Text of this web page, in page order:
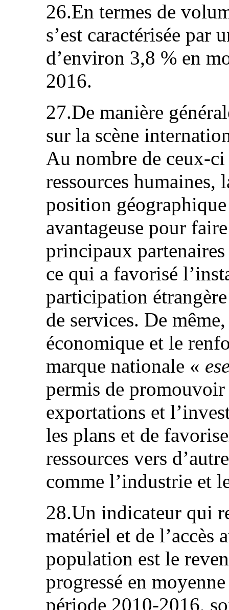
26.En termes de
s’est caractérisée par
d’environ 3,8 % en
2016.
27.De manière
sur la scène
Au nombre de ceux-
ressources
position
avantageuse pour
principaux
ce qui a favorisé
participation
de services. De
économique et le
marque nationale «
permis de
exportations et
les plans et de
ressources vers
comme l’industrie et
28.Un indicateur qui
matériel et de l’accès
population est le
progressé en
période 2010-2016,